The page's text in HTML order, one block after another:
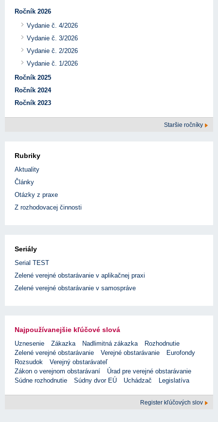
Ročník 2026
Vydanie č. 4/2026
Vydanie č. 3/2026
Vydanie č. 2/2026
Vydanie č. 1/2026
Ročník 2025
Ročník 2024
Ročník 2023
Staršie ročníky
Rubriky
Aktuality
Články
Otázky z praxe
Z rozhodovacej činnosti
Seriály
Serial TEST
Zelené verejné obstarávanie v aplikačnej praxi
Zelené verejné obstarávanie v samospráve
Najpoužívanejšie kľúčové slová
Uznesenie Zákazka Nadlimitná zákazka
Rozhodnutie
Zelené verejné obstarávanie
Verejné obstarávanie
Eurofondy
Rozsudok
Verejný obstarávateľ
Zákon o verejnom obstarávaní
Úrad pre verejné obstarávanie
Súdne rozhodnutie
Súdny dvor EÚ Uchádzač Legislatíva
Register kľúčových slov